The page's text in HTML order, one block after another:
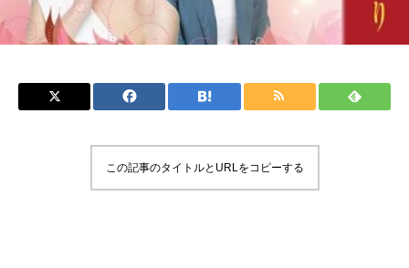
この記事のタイトルとURLをコピーする